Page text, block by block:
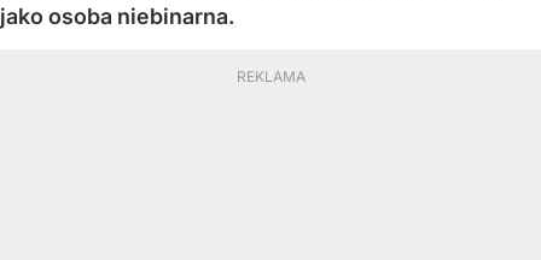
jako osoba niebinarna.